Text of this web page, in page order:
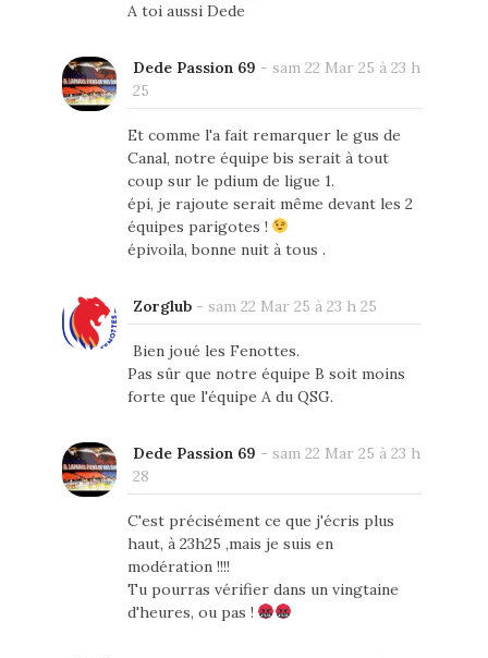
A toi aussi Dede
Dede Passion 69 - sam 22 Mar 25 à 23 h
25
Et comme l'a fait remarquer le gus de
Canal, notre équipe bis serait à tout
coup sur le pdium de ligue 1.
épi, je rajoute serait même devant les 2
équipes parigotes !
épivoila, bonne nuit à tous .
Zorglub- sam 22 Mar 25 à 23 h 25
Bien joué les Fenottes.
Pas sûr que notre équipe B soit moins
forte que l'équipe A du QSG.
Dede Passion 69 - sam 22 Mar 25 à 23 h
28
C'est précisément ce que j'écris plus
haut, à 23h25 ,mais je suis en
modération !!!!
Tu pourras vérifier dans un vingtaine
d'heures, ou pas !